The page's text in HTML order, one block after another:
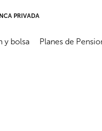
PRIVADA
y bolsa
Abrir submenú
Planes de